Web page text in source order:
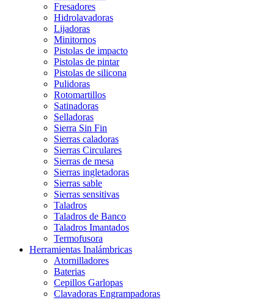
Fresadores
Hidrolavadoras
Lijadoras
Minitornos
Pistolas de impacto
Pistolas de pintar
Pistolas de silicona
Pulidoras
Rotomartillos
Satinadoras
Selladoras
Sierra Sin Fin
Sierras caladoras
Sierras Circulares
Sierras de mesa
Sierras ingletadoras
Sierras sable
Sierras sensitivas
Taladros
Taladros de Banco
Taladros Imantados
Termofusora
Herramientas Inalámbricas
Atornilladores
Baterias
Cepillos Garlopas
Clavadoras Engrampadoras